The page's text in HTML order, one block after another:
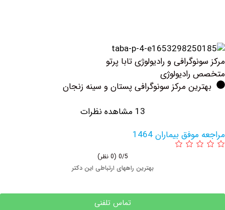
و رادیولوژی تابا پرتو
مرکز سونوگرافی پستان و سینه زنجان
بیماران 1464
بهترین راههای ارتباطی این دکتر
تماس تلفنی